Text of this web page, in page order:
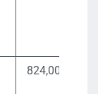
824,000